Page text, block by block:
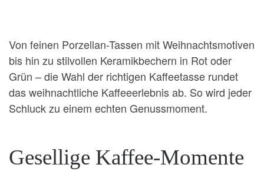
Von feinen Porzellan-Tassen mit Weihnachtsmotiven
bis hin zu stilvollen Keramikbechern in Rot oder
Grün – die Wahl der richtigen Kaffeetasse rundet
das weihnachtliche Kaffeeerlebnis ab. So wird jeder
Schluck zu einem echten Genussmoment.
Gesellige Kaffee-Momente